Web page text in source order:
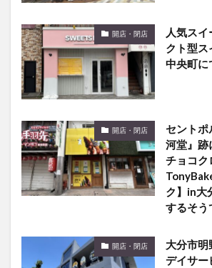
開店・閉店
人気ス
クト型ス
中央町に
開店・閉店
セントポ
河堂』跡
チョコク
ク】in大
するそう
開店・閉店
大分市明
デイサー